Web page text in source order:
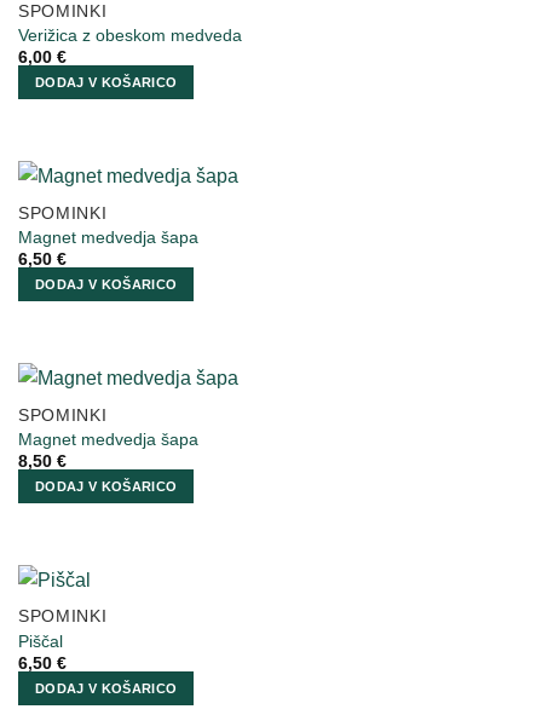
SPOMINKI
Verižica z obeskom medveda
6,00 €
DODAJ V KOŠARICO
SPOMINKI
Magnet medvedja šapa
6,50 €
DODAJ V KOŠARICO
SPOMINKI
Magnet medvedja šapa
8,50 €
DODAJ V KOŠARICO
SPOMINKI
Piščal
6,50 €
DODAJ V KOŠARICO